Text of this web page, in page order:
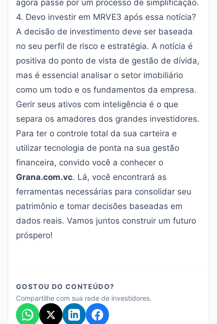
agora passe por um processo de simplificação.
4. Devo investir em MRVE3 após essa notícia?
A decisão de investimento deve ser baseada
no seu perfil de risco e estratégia. A notícia é
positiva do ponto de vista de gestão de dívida,
mas é essencial analisar o setor imobiliário
como um todo e os fundamentos da empresa.
Gerir seus ativos com inteligência é o que
separa os amadores dos grandes investidores.
Para ter o controle total da sua carteira e
utilizar tecnologia de ponta na sua gestão
financeira, convido você a conhecer o
Grana.com.vc. Lá, você encontrará as
ferramentas necessárias para consolidar seu
patrimônio e tomar decisões baseadas em
dados reais. Vamos juntos construir um futuro
próspero!
GOSTOU DO CONTEÚDO?
Compartilhe com sua rede de investidores.